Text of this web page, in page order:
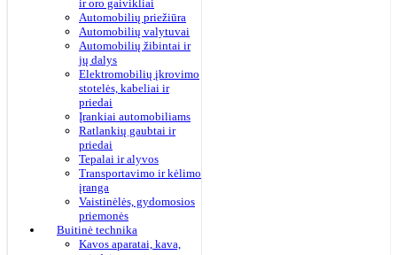
ir oro gaivikliai
Automobilių priežiūra
Automobilių valytuvai
Automobilių žibintai ir
jų dalys
Elektromobilių įkrovimo
stotelės, kabeliai ir
priedai
Įrankiai automobiliams
Ratlankių gaubtai ir
priedai
Tepalai ir alyvos
Transportavimo ir kėlimo
įranga
Vaistinėlės, gydomosios
priemonės
Buitinė technika
Kavos aparatai, kava,